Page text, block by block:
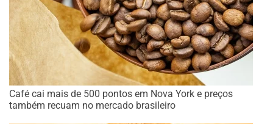
Café cai mais de 500 pontos em Nova York e preços
também recuam no mercado brasileiro